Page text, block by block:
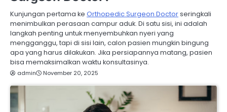
Kunjungan pertama ke Orthopedic Surgeon Doctorseringkali
menimbulkan perasaan campur aduk. Di satu sisi, ini adalah
langkah penting untuk menyembuhkan nyeri yang
mengganggu, tapi di sisi lain, calon pasien mungkin bingung
apa yang harus dilakukan. Jika persiapannya matang, pasien
bisa memaksimalkan waktu konsultasinya.
admin November 20, 2025